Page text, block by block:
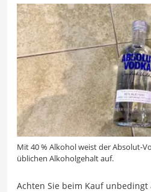
Mit 40 % Alkohol weist der Absolut-
üblichen Alkoholgehalt auf.
Achten Sie beim Kauf unbedingt